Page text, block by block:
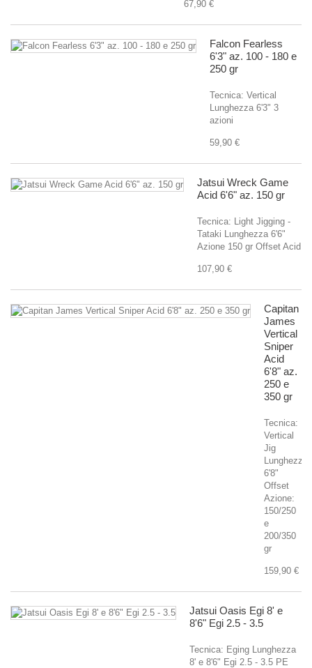
67,90 €
Falcon Fearless
6'3" az. 100 - 180 e
250 gr
Tecnica: Vertical
Lunghezza 6'3" 3
azioni
59,90 €
Jatsui Wreck Game
Acid 6'6" az. 150 gr
Tecnica: Light Jigging -
Tataki Lunghezza 6'6"
Azione 150 gr Offset Acid
107,90 €
Capitan
James
Vertical
Sniper
Acid
6'8" az.
250 e
350 gr
Tecnica:
Vertical
Jig
Lunghezza
6'8"
Offset
Azione:
150/250
e
200/350
gr
159,90 €
Jatsui Oasis Egi 8' e
8'6" Egi 2.5 - 3.5
Tecnica: Eging Lunghezza
8' e 8'6" Egi 2.5 - 3.5 PE